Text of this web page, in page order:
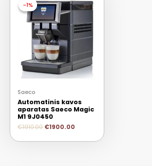
-1%
-1%
Saeco
Automatinis kavos
aparatas Saeco Magic
M1 9J0450
€1910.00 €1900.00